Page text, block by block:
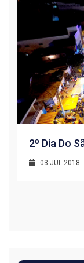
2º Dia Do
03 JUL 2018